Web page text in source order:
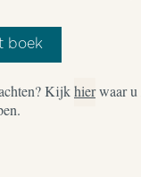
boek
Kijkhierwaar u